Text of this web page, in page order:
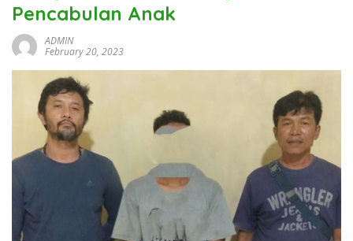
Pencabulan Anak
ADMIN
February 20, 2023